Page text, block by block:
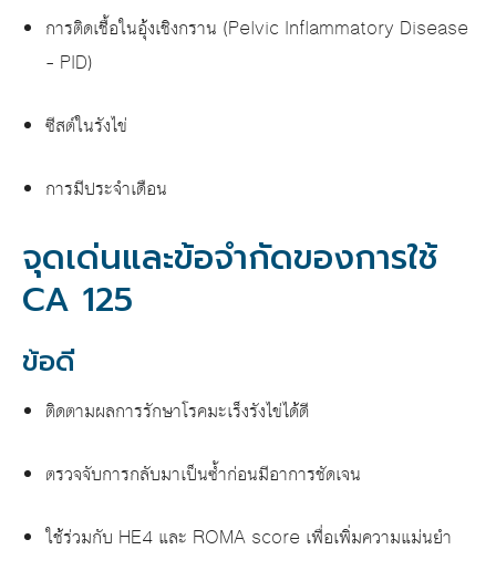
การติดเชื้อในอุ้งเชิงกราน (Pelvic Inflammatory Disease
– PID)
ซีสต์ในรังไข่
การมีประจำเดือน
จุดเด่นและข้อจำกัดของการใช้
CA 125
ข้อดี
ติดตามผลการรักษาโรคมะเร็งรังไข่ได้ดี
ตรวจจับการกลับมาเป็นซ้ำก่อนมีอาการชัดเจน
ใช้ร่วมกับ HE4 และ ROMA score เพื่อเพิ่มความแม่นยำ